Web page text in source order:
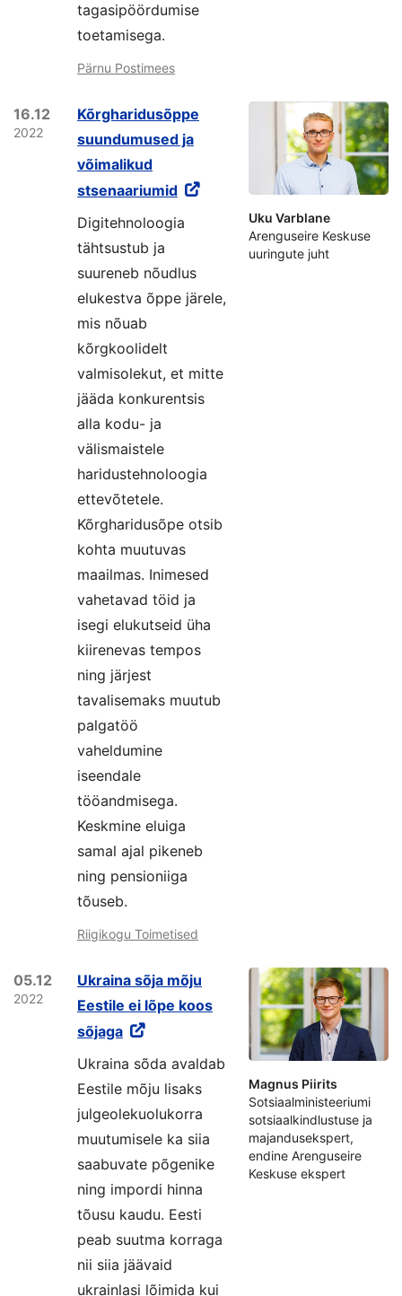
tagasipöördumise
toetamisega.
Pärnu Postimees
16.12
2022
Kõrgharidusõppe
suundumused ja
võimalikud
stsenaariumid
Digitehnoloogia
tähtsustub ja
suureneb nõudlus
elukestva õppe järele,
mis nõuab
kõrgkoolidelt
valmisolekut, et mitte
jääda konkurentsis
alla kodu- ja
välismaistele
haridustehnoloogia
ettevõtetele.
Kõrgharidusõpe otsib
kohta muutuvas
maailmas. Inimesed
vahetavad töid ja
isegi elukutseid üha
kiirenevas tempos
ning järjest
tavalisemaks muutub
palgatöö
vaheldumine
iseendale
tööandmisega.
Keskmine eluiga
samal ajal pikeneb
ning pensioniiga
tõuseb.
Riigikogu Toimetised
Uku Varblane
Arenguseire Keskuse
uuringute juht
05.12
2022
Ukraina sõja mõju
Eestile ei lõpe koos
sõjaga
Ukraina sõda avaldab
Eestile mõju lisaks
julgeolekuolukorra
muutumisele ka siia
saabuvate põgenike
ning impordi hinna
tõusu kaudu. Eesti
peab suutma korraga
nii siia jäävaid
ukrainlasi lõimida kui
Magnus Piirits
Sotsiaalministeeriumi
sotsiaalkindlustuse ja
majandusekspert,
endine Arenguseire
Keskuse ekspert